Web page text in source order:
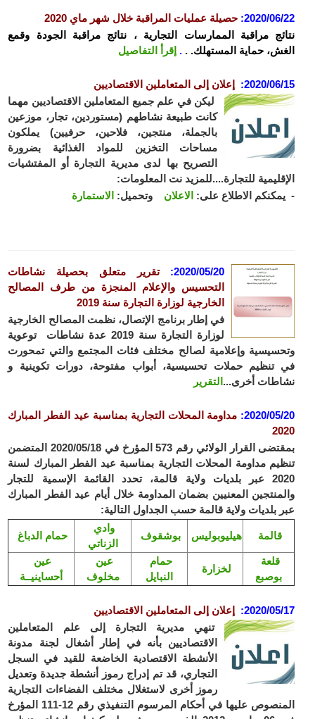
2020/
:حصيلة عمليات المراقبة خلال شهر ماي 2020
مراقبة الممارسات التجارية ، نتائج مراقبة الجودة وقمع
حماية المستهلك. ..إقرأ التفاصيل
2020/
: إعلان إلى المتعاملين الاقتصاديين
ليكن في علم جميع المتعاملين الاقتصاديين مهما
كانت طبيعة نشاطهم (مستوردين، تجار، موزعين
بالجملة، منتجين، فلاحين، حرفيين) يملكون
مساحات التخزين للمواد الغذائية بضرورة
التصريح بها لدى مديرية التجارة أو المفتشيات
للتجارة....للمزيد نت المعلومات:
الاطلاع على:الاعلان وتحميل:الاستمارة
2020/05/20
:
تقرير متعلق بحصيلة نشاطات
التحسيس والإعلام المنجزة من طرف المصالح
الخارجية لوزارة التجارة سنة 2019
في إطار برنامج الإتصال، نظمت المصالح الخارجية
لوزارة التجارة سنة 2019 عدة نشاطات توعوية
وإعلامية لصالح مختلف فئات المجتمع والتي تمحورت
تنظيم حملات تحسيسية، أبواب مفتوحة، دورات تكوينية و
أخرى... التقرير
2020/
: مداومة المحلات التجارية بمناسبة عيد الفطر المبارك
بمقتضى القرار الولائي رقم 573 المؤرخ في 2020/05/18 المتضمن
مداومة المحلات التجارية بمناسبة عيد الفطر المبارك لسنة
2020 عبر بلديات ولاية قالمة، تحدد القائمة الإسمية للتجار
المعنيين بضمان المداومة خلال أيام عيد الفطر المبارك
بلديات ولاية قالمة حسب الجداول التالية:
حمام الدباغ
الزناتي
بوشقوف هيليوبوليس
أحساينيــة
مخلوف
النبايل
لخزارة
2020/
: إعلان إلى المتعاملين الاقتصاديين
تنهي مديرية التجارة إلى علم المتعاملين
الاقتصاديين بأنه في إطار أشغال لجنة مدونة
الأنشطة الاقتصادية الخاضعة للقيد في السجل
التجاري، قد تم إدراج رموز أنشطة جديدة وتعديل
رموز أخرى لاستغلال مختلف الفضاءات التجارية
المنصوص عليها في أحكام المرسوم التنفيذي رقم 12-111 المؤرخ